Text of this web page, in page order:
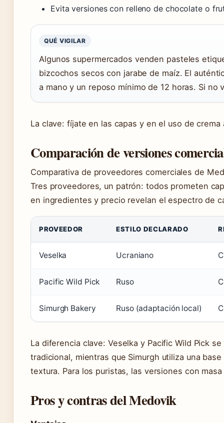
Evita versiones con relleno de chocolate o
QUÉ VIGILAR
Algunos supermercados venden pasteles
bizcochos secos con jarabe de maíz. El
a mano y un reposo mínimo de 12 horas. Si no
La clave: fíjate en las capas y en el uso de
Comparación de versiones
Comparativa de proveedores comerciales de
Tres proveedores, un patrón: todos prometen
en ingredientes y precio revelan el espectro de
PROVEEDOR ESTILO DECLARADO
Veselka Ucraniano
Pacific Wild Pick Ruso
Simurgh Bakery Ruso (adaptación local)
La diferencia clave: Veselka y Pacific Wild Pick
tradicional, mientras que Simurgh utiliza una
textura. Para los puristas, las versiones con
Pros y contras del Medovik